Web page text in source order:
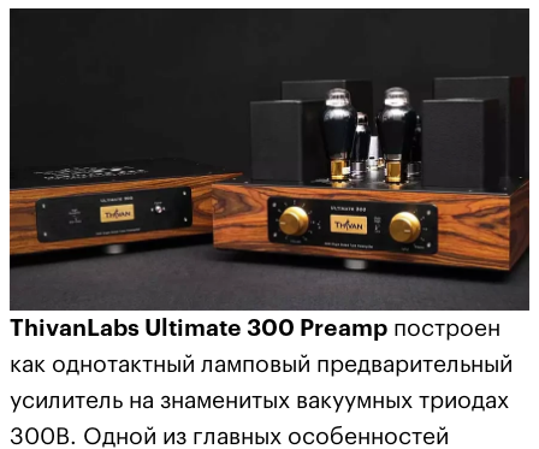
ThivanLabs Ultimate 300 Preamp построен
как однотактный ламповый предварительный
усилитель на знаменитых вакуумных триодах
300B. Одной из главных особенностей